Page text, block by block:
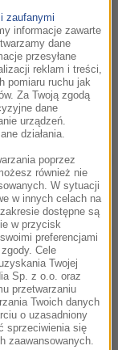
Kygo
fanów na
jednak Kygo
tego
nowa
gwiazdora
Me", w
zaufanymi
informacje zawarte
dane
przesyłane
reklam i treści,
pomiaru ruchu jak
Za Twoją zgodą
dane
urządzeń.
działania.
poprzez
również nie
W sytuacji
w innych celach na
dostępne są
w przycisk
preferencjami
Cele
Twojej
Sp. z o.o. oraz
przetwarzaniu
Twoich danych
o uzasadniony
sprzeciwienia się
zaawansowanych.